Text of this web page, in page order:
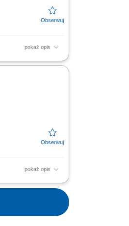
pokaż opis
pokaż opis